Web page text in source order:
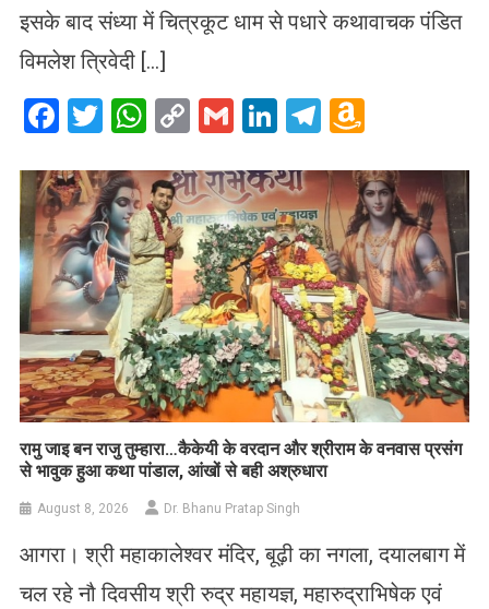
इसके बाद संध्या में चित्रकूट धाम से पधारे कथावाचक पंडित
विमलेश त्रिवेदी […]
Facebook
Twitter
WhatsApp
CopyGmailLinkedIn
Telegram
List
रामु जाइ बन राजु तुम्हारा…कैकेयी के वरदान और श्रीराम के वनवास प्रसंग
से भावुक हुआ कथा पांडाल, आंखों से बही अश्रुधारा
August 8, 2026 Dr. Bhanu Pratap Singh
आगरा। श्री महाकालेश्वर मंदिर, बूढ़ी का नगला, दयालबाग में
चल रहे नौ दिवसीय श्री रुद्र महायज्ञ, महारुद्राभिषेक एवं